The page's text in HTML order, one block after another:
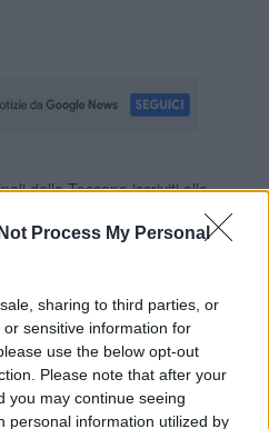
Process My Personal
sharing to third parties, or
sensitive information for
use the below opt-out
Please note that after your
you may continue seeing
personal information utilized by
della Toscana iscriviti alla
Arriva gratis tutti i giorni
casella di posta.